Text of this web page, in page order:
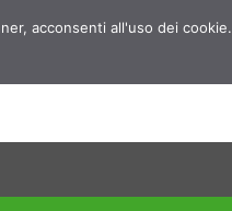
acconsenti all'uso dei cookie.